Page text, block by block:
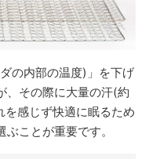
の内部の温度)」を下げ
、その際に大量の汗(約
を感じず快適に眠るため
ことが重要です。